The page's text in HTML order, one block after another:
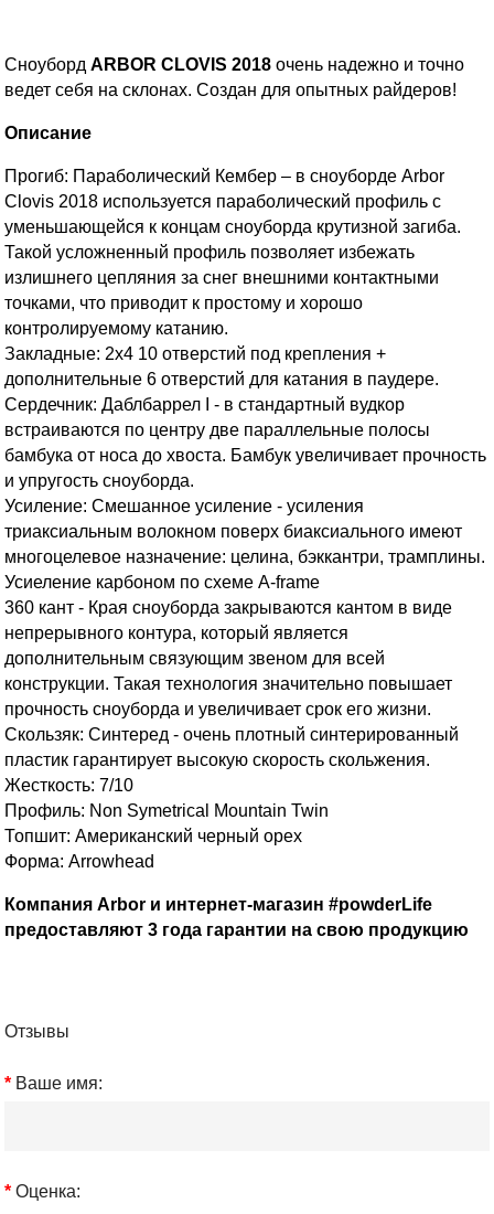
Сноуборд ARBOR CLOVIS 2018 очень надежно и точно
ведет себя на склонах. Cоздан для опытных райдеров!
Описание
Прогиб: Параболический Кембер – в сноуборде Arbor
Clovis 2018 используется параболический профиль с
уменьшающейся к концам сноуборда крутизной загиба.
Такой усложненный профиль позволяет избежать
излишнего цепляния за снег внешними контактными
точками, что приводит к простому и хорошо
контролируемому катанию.
Закладные: 2х4 10 отверстий под крепления +
дополнительные 6 отверстий для катания в паудере.
Сердечник: Даблбаррел I - в стандартный вудкор
встраиваются по центру две параллельные полосы
бамбука от носа до хвоста. Бамбук увеличивает прочность
и упругость сноуборда.
Усиление: Смешанное усиление - усиления
триаксиальным волокном поверх биаксиального имеют
многоцелевое назначение: целина, бэккантри, трамплины.
Усиеление карбоном по схеме A-frame
360 кант - Края сноуборда закрываются кантом в виде
непрерывного контура, который является
дополнительным связующим звеном для всей
конструкции. Такая технология значительно повышает
прочность сноуборда и увеличивает срок его жизни.
Скользяк: Синтеред - очень плотный синтерированный
пластик гарантирует высокую скорость скольжения.
Жесткость: 7/10
Профиль: Non Symetrical Mountain Twin
Топшит: Американский черный орех
Форма: Arrowhead
Компания Arbor и интернет-магазин #powderLife
предоставляют 3 года гарантии на свою продукцию
Отзывы
Ваше имя:
Оценка: